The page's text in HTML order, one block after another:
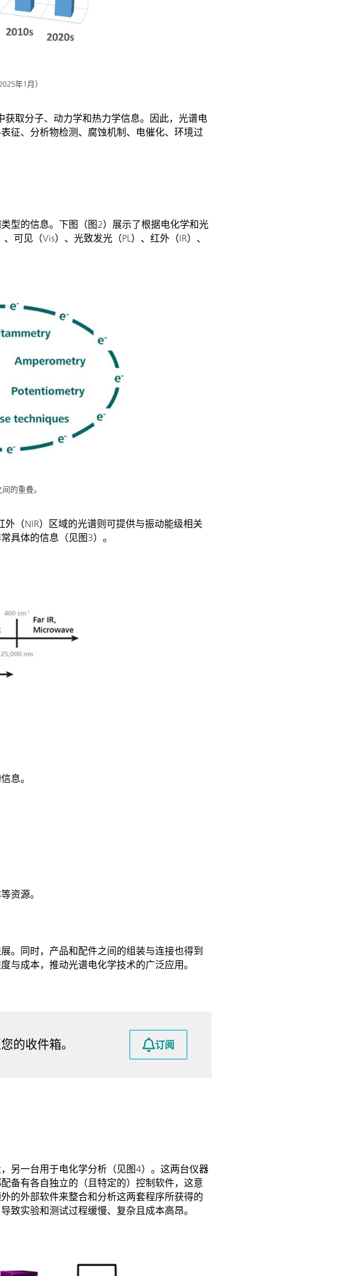
年1月）
取分子、动力学和热力学信息。因此，光谱电
征、分析物检测、腐蚀机制、电催化、环境过
型的信息。下图（图2）展示了根据电化学和光
见（Vis）、光致发光（PL）、红外（IR）、
的重叠。
（NIR）区域的光谱则可提供与振动能级相关
具体的信息（见图3）。
息。
资源。
。同时，产品和配件之间的组装与连接也得到
成本，推动光谱电化学技术的广泛应用。
的收件箱。 订阅
另一台用于电化学分析（见图4）。这两台仪器
备有各自独立的（且特定的）控制软件，这意
的外部软件来整合和分析这两套程序所获得的
实验和测试过程缓慢、复杂且成本高昂。